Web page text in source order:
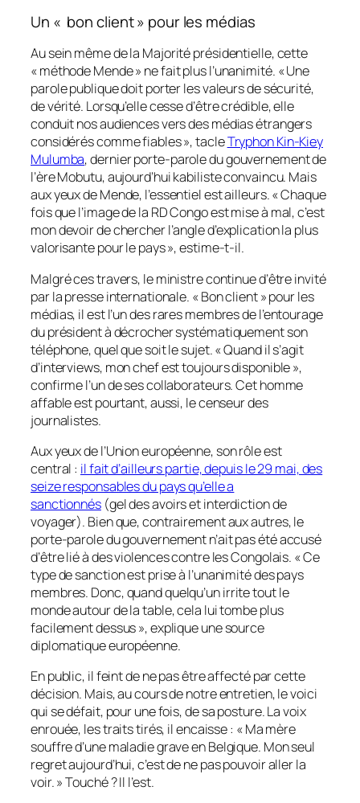
Un « bon client » pour les médias
Au sein même de la Majorité présidentielle, cette
« méthode Mende » ne fait plus l’unanimité. « Une
parole publique doit porter les valeurs de sécurité,
de vérité. Lorsqu’elle cesse d’être crédible, elle
conduit nos audiences vers des médias étrangers
considérés comme fiables », tacleTryphon Kin-Kiey
Mulumba, dernier porte-parole du gouvernement de
l’ère Mobutu, aujourd’hui kabiliste convaincu. Mais
aux yeux de Mende, l’essentiel est ailleurs. « Chaque
fois que l’image de la RD Congo est mise à mal, c’est
mon devoir de chercher l’angle d’explication la plus
valorisante pour le pays », estime-t-il.
Malgré ces travers, le ministre continue d’être invité
par la presse internationale. « Bon client » pour les
médias, il est l’un des rares membres de l’entourage
du président à décrocher systématiquement son
téléphone, quel que soit le sujet. « Quand il s’agit
d’interviews, mon chef est toujours disponible »,
confirme l’un de ses collaborateurs. Cet homme
affable est pourtant, aussi, le censeur des
journalistes.
Aux yeux de l’Union européenne, son rôle est
central : il fait d’ailleurs partie, depuis le 29 mai, des
seize responsables du pays qu’elle a
sanctionnés(gel des avoirs et interdiction de
voyager). Bien que, contrairement aux autres, le
porte-parole du gouvernement n’ait pas été accusé
d’être lié à des violences contre les Congolais. « Ce
type de sanction est prise à l’unanimité des pays
membres. Donc, quand quelqu’un irrite tout le
monde autour de la table, cela lui tombe plus
facilement dessus », explique une source
diplomatique européenne.
En public, il feint de ne pas être affecté par cette
décision. Mais, au cours de notre entretien, le voici
qui se défait, pour une fois, de sa posture. La voix
enrouée, les traits tirés, il encaisse : « Ma mère
souffre d’une maladie grave en Belgique. Mon seul
regret aujourd’hui, c’est de ne pas pouvoir aller la
voir. » Touché ? Il l’est.